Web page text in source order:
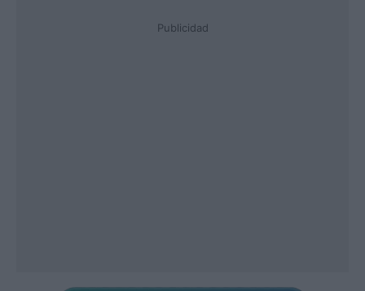
Publicidad